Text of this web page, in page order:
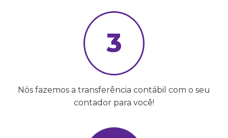
3
Nós fazemos a transferência contábil com o seu
contador para você!